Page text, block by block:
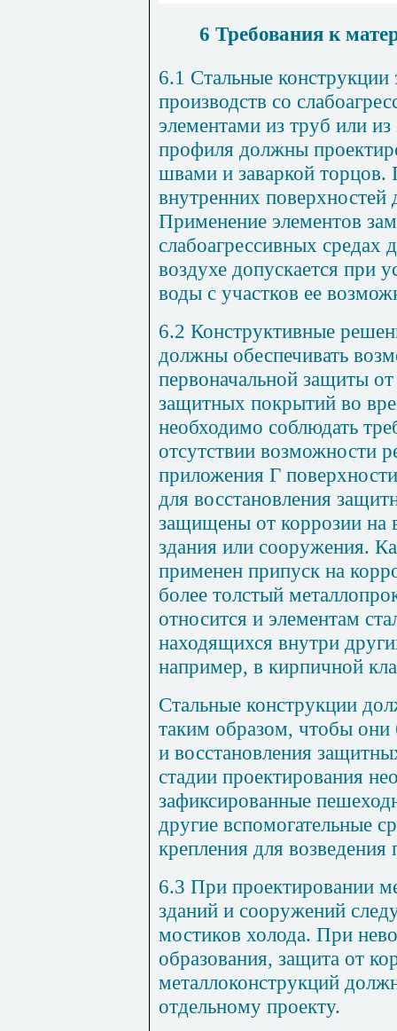
6 Требования к
6.1 Стальные
производств со
элементами из труб или
профиля должны
швами и заваркой
внутренних поверхностей
Применение элементов
слабоагрессивных средах
воздухе допускается при
воды с участков ее
6.2 Конструктивные
должны обеспечивать
первоначальной защиты
защитных покрытий во
необходимо соблюдать
отсутствии возможности
приложения Г
для восстановления
защищены от коррозии на
здания или сооружения.
применен припуск на
более толстый
относится и элементам
находящихся внутри
например, в кирпичной
Стальные конструкции
таким образом, чтобы
и восстановления
стадии проектирования
зафиксированные
другие вспомогательные
крепления для возведения
6.3 При проектировании
зданий и сооружений
мостиков холода. При
образования, защита от
металлоконструкций
отдельному проекту.